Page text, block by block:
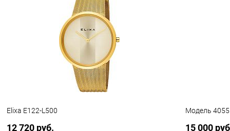
Купить в 1 клик Сравнение
В наличии
Elixa E122-L500
12 720 руб.
Модель
15 000